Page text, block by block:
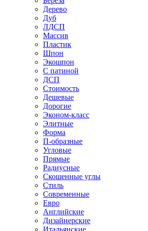
Дерево
Дуб
ЛДСП
Массив
Пластик
Шпон
Экошпон
С патиной
ДСП
Стоимость
Дешевые
Дорогие
Эконом-класс
Элитные
Форма
П-образные
Угловые
Прямые
Радиусные
Скошенные углы
Стиль
Современные
Евро
Английские
Дизайнерские
Итальянские